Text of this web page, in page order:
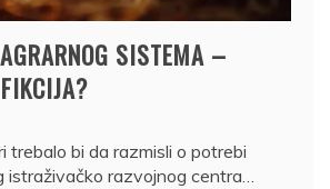
SISTEMA –
trebalo bi da razmisli o potrebi
istraživačko razvojnog centra…